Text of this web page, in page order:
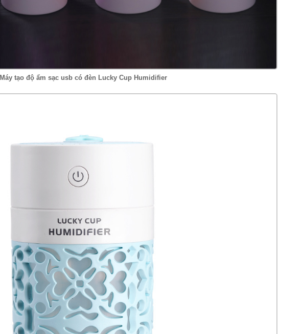
Máy tạo độ ẩm sạc usb có đèn Lucky Cup Humidifier